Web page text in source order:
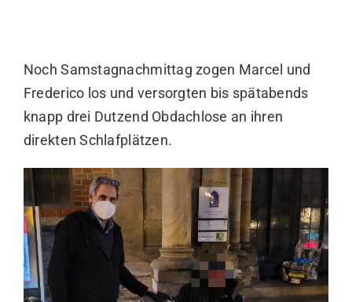
Noch Samstagnachmittag zogen Marcel und
Frederico los und versorgten bis spätabends
knapp drei Dutzend Obdachlose an ihren
direkten Schlafplätzen.